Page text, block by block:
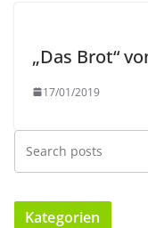
„Das Brot“
17/01/2019
Kategorien